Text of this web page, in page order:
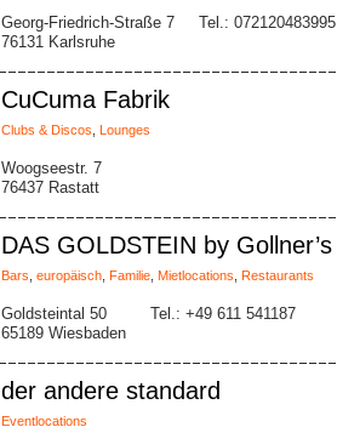
Georg-Friedrich-Straße 7
76131 Karlsruhe
Tel.: 072120483995
CuCuma Fabrik
Clubs & Discos Lounges
Woogseestr. 7
76437 Rastatt
DAS GOLDSTEIN by Gollner’s
Bars europäisch Familie Mietlocations Restaurants
Goldsteintal 50
65189 Wiesbaden
Tel.: +49 611 541187
der andere standard
Eventlocations